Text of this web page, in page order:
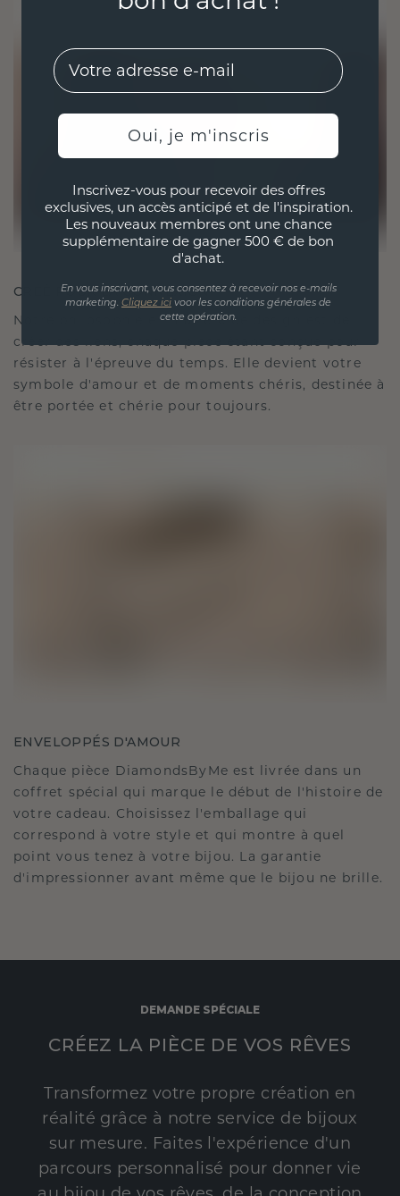
CRÉÉ POUR LA CONNEXION
Notre philosophie en matière de design est de
créer des liens, chaque pièce étant conçue pour
résister à l'épreuve du temps. Elle devient votre
symbole d'amour et de moments chéris, destinée à
être portée et chérie pour toujours.
ENVELOPPÉS D'AMOUR
Chaque pièce DiamondsByMe est livrée dans un
coffret spécial qui marque le début de l'histoire de
votre cadeau. Choisissez l'emballage qui
correspond à votre style et qui montre à quel
point vous tenez à votre bijou. La garantie
d'impressionner avant même que le bijou ne brille.
DEMANDE SPÉCIALE
CRÉEZ LA PIÈCE DE VOS RÊVES
Transformez votre propre création en
réalité grâce à notre service de bijoux
sur mesure. Faites l'expérience d'un
parcours personnalisé pour donner vie
EMail
Oui, je m'inscris
Inscrivez-vous pour recevoir des offres
exclusives, un accès anticipé et de l'inspiration.
Les nouveaux membres ont une chance
supplémentaire de gagner 500 € de bon
d'achat.
En vous inscrivant, vous consentez à recevoir nos e-mails
marketing. Cliquez ici voor les conditions générales de
cette opération.